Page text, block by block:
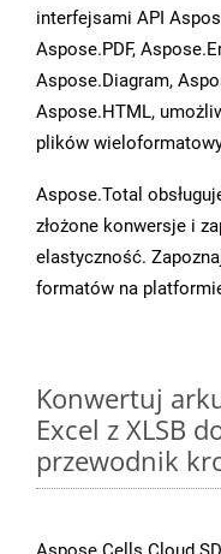
interfejsami API
Aspose.PDF,
Aspose.Diagram,
Aspose.HTML,
plików
Aspose.Total
złożone konwersje i
elastyczność.
formatów na
Konwertuj
Excel z XLSB
przewodnik